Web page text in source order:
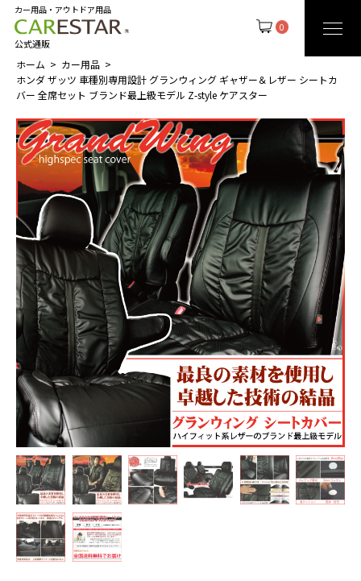
0
カー用品・アウトドア用品
公式通販
ホーム
カー用品
ホンダ ザッツ 車種別専用設計 グランウィング ギャザー＆レザー シートカ
バー 全席セット ブランド最上級モデル Z-style ケアスター